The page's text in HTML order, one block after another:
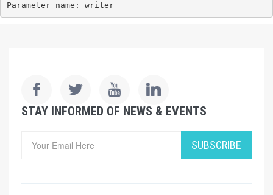
Parameter name: writer
STAY INFORMED OF NEWS & EVENTS
SUBSCRIBE